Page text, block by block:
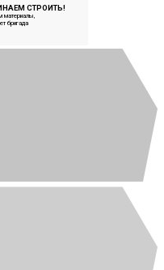
СТРОИТЬ!
материалы,
бригада